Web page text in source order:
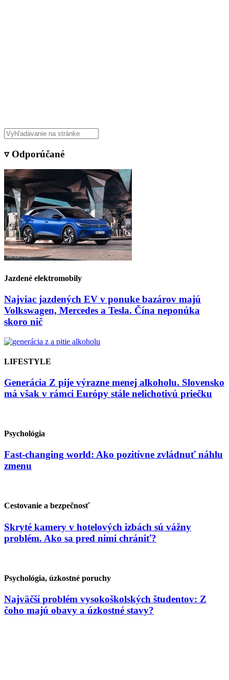
▿ Odporúčané
Jazdené elektromobily
Najviac jazdených EV v ponuke bazárov majú
Volkswagen, Mercedes a Tesla. Čína neponúka
skoro nič
LIFESTYLE
Generácia Z pije výrazne menej alkoholu. Slovensko
má však v rámci Európy stále nelichotivú priečku
Psychológia
Fast-changing world: Ako pozitívne zvládnuť náhlu
zmenu
Cestovanie a bezpečnosť
Skryté kamery v hotelových izbách sú vážny
problém. Ako sa pred nimi chrániť?
Psychológia, úzkostné poruchy
Najväčší problém vysokoškolských študentov: Z
čoho majú obavy a úzkostné stavy?